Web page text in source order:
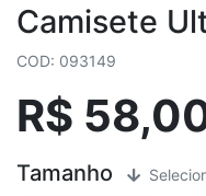
Camisete
COD: 093149
R$
Tamanho